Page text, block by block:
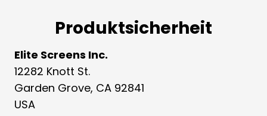
Produktsicherheit
Elite Screens Inc.
12282 Knott St.
Garden Grove, CA 92841
USA